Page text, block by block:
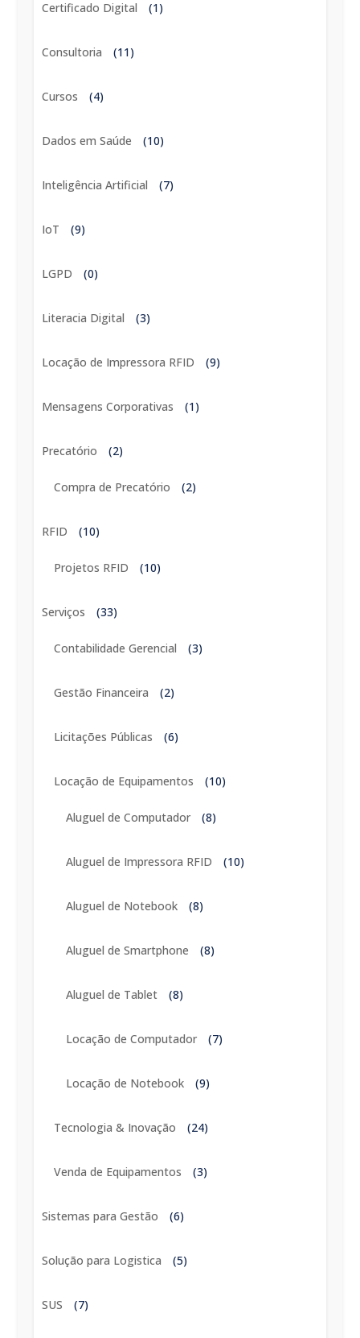
Certificado Digital (1)
Consultoria (11)
Cursos (4)
Dados em Saúde (10)
Inteligência Artificial (7)
IoT (9)
LGPD (0)
Literacia Digital (3)
Locação de Impressora RFID (9)
Mensagens Corporativas (1)
Precatório (2)
Compra de Precatório (2)
RFID (10)
Projetos RFID (10)
Serviços (33)
Contabilidade Gerencial (3)
Gestão Financeira (2)
Licitações Públicas (6)
Locação de Equipamentos (10)
Aluguel de Computador (8)
Aluguel de Impressora RFID (10)
Aluguel de Notebook (8)
Aluguel de Smartphone (8)
Aluguel de Tablet (8)
Locação de Computador (7)
Locação de Notebook (9)
Tecnologia & Inovação (24)
Venda de Equipamentos (3)
Sistemas para Gestão (6)
Solução para Logistica (5)
SUS (7)